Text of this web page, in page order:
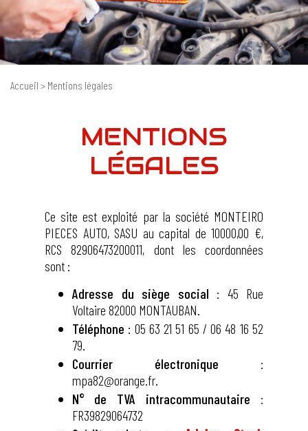
Accueil > Mentions légales
MENTIONS
LÉGALES
Ce site est exploité par la société MONTEIRO
PIECES AUTO, SASU au capital de 10000,00 €,
RCS 82906473200011, dont les coordonnées
sont :
Adresse du siège social : 45 Rue
Voltaire 82000 MONTAUBAN.
Téléphone : 05 63 21 51 65 / 06 48 16 52
79.
Courrier électronique :
mpa82@orange.fr.
N° de TVA intracommunautaire :
FR39829064732